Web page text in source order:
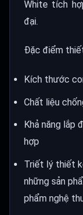
White tích
đại.
Đặc điểm
Kích thước
Chất liệu
Khả năng lắp
hợp
Triết lý thiết
những sản
phẩm nghệ